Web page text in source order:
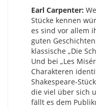
Earl Carpenter:
Stücke kennen
es sind vor allem
guten
klassische „Die
Und bei „Les
Charakteren
Shakespeare-
die viel über sich
fällt es dem